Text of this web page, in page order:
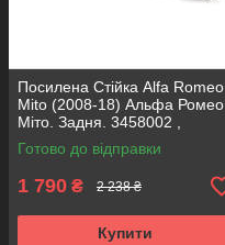
Посилена Стійка Alfa Romeo
Mito (2008-18) Альфа Ромео
Міто. Задня. 3458002 ,
317722. KOREA Аксусс!
Готово до відправки
1 790 ₴ 2 238 ₴
Купити